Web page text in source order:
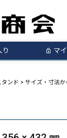
り マ
ンド サイズ・寸法か